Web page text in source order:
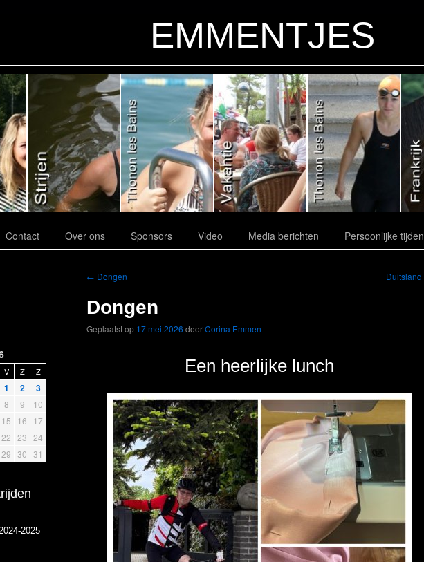
EMMENTJES
Contact Over ons Sponsors Video Media berichten Persoonlijke tijden
V Z Z
1 2 3
8 9
10
15 16
17
22 23 24
29 30 31
2025
← Dongen Duitsland
Dongen
Geplaatst op 17 mei 2026 doorCorina Emmen
Een heerlijke lunch